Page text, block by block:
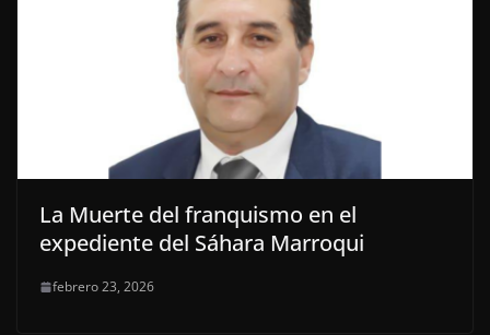
La Muerte del franquismo en el
expediente del Sáhara Marroqui
febrero 23, 2026